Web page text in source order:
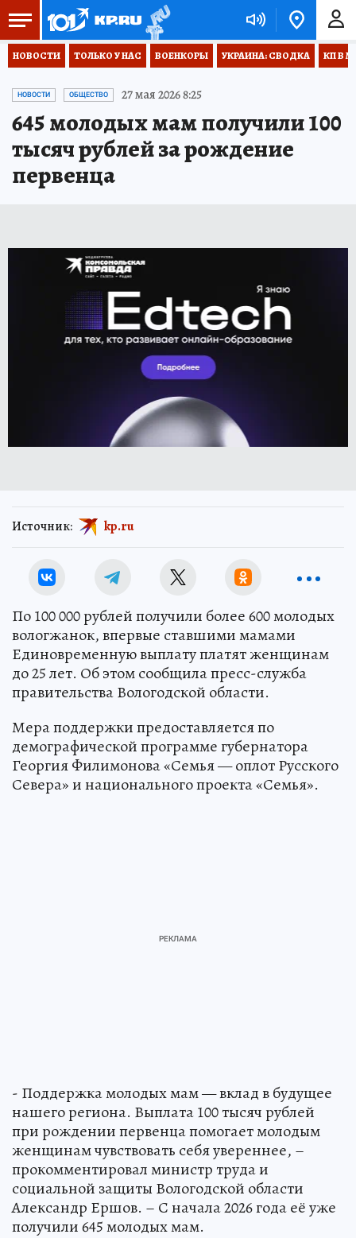
НОВОСТИ ТОЛЬКО У НАС ВОЕНКОРЫ УКРАИНА: СВОДКА КП В
НОВОСТИ ОБЩЕСТВО 27 мая 2026 8:25
645 молодых мам получили 100
тысяч рублей за рождение
первенца
Источник: kp.ru
По 100 000 рублей получили более 600 молодых
вологжанок, впервые ставшими мамами
Единовременную выплату платят женщинам
до 25 лет. Об этом сообщила пресс-служба
правительства Вологодской области.
Мера поддержки предоставляется по
демографической программе губернатора
Георгия Филимонова «Семья — оплот Русского
Севера» и национального проекта «Семья».
- Поддержка молодых мам — вклад в будущее
нашего региона. Выплата 100 тысяч рублей
при рождении первенца помогает молодым
женщинам чувствовать себя увереннее, –
прокомментировал министр труда и
социальной защиты Вологодской области
Александр Ершов. – С начала 2026 года её уже
получили 645 молодых мам.